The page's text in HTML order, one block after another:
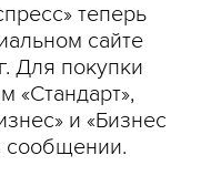
теперь
сайте
Для покупки
«Стандарт»,
и «Бизнес
сообщении.